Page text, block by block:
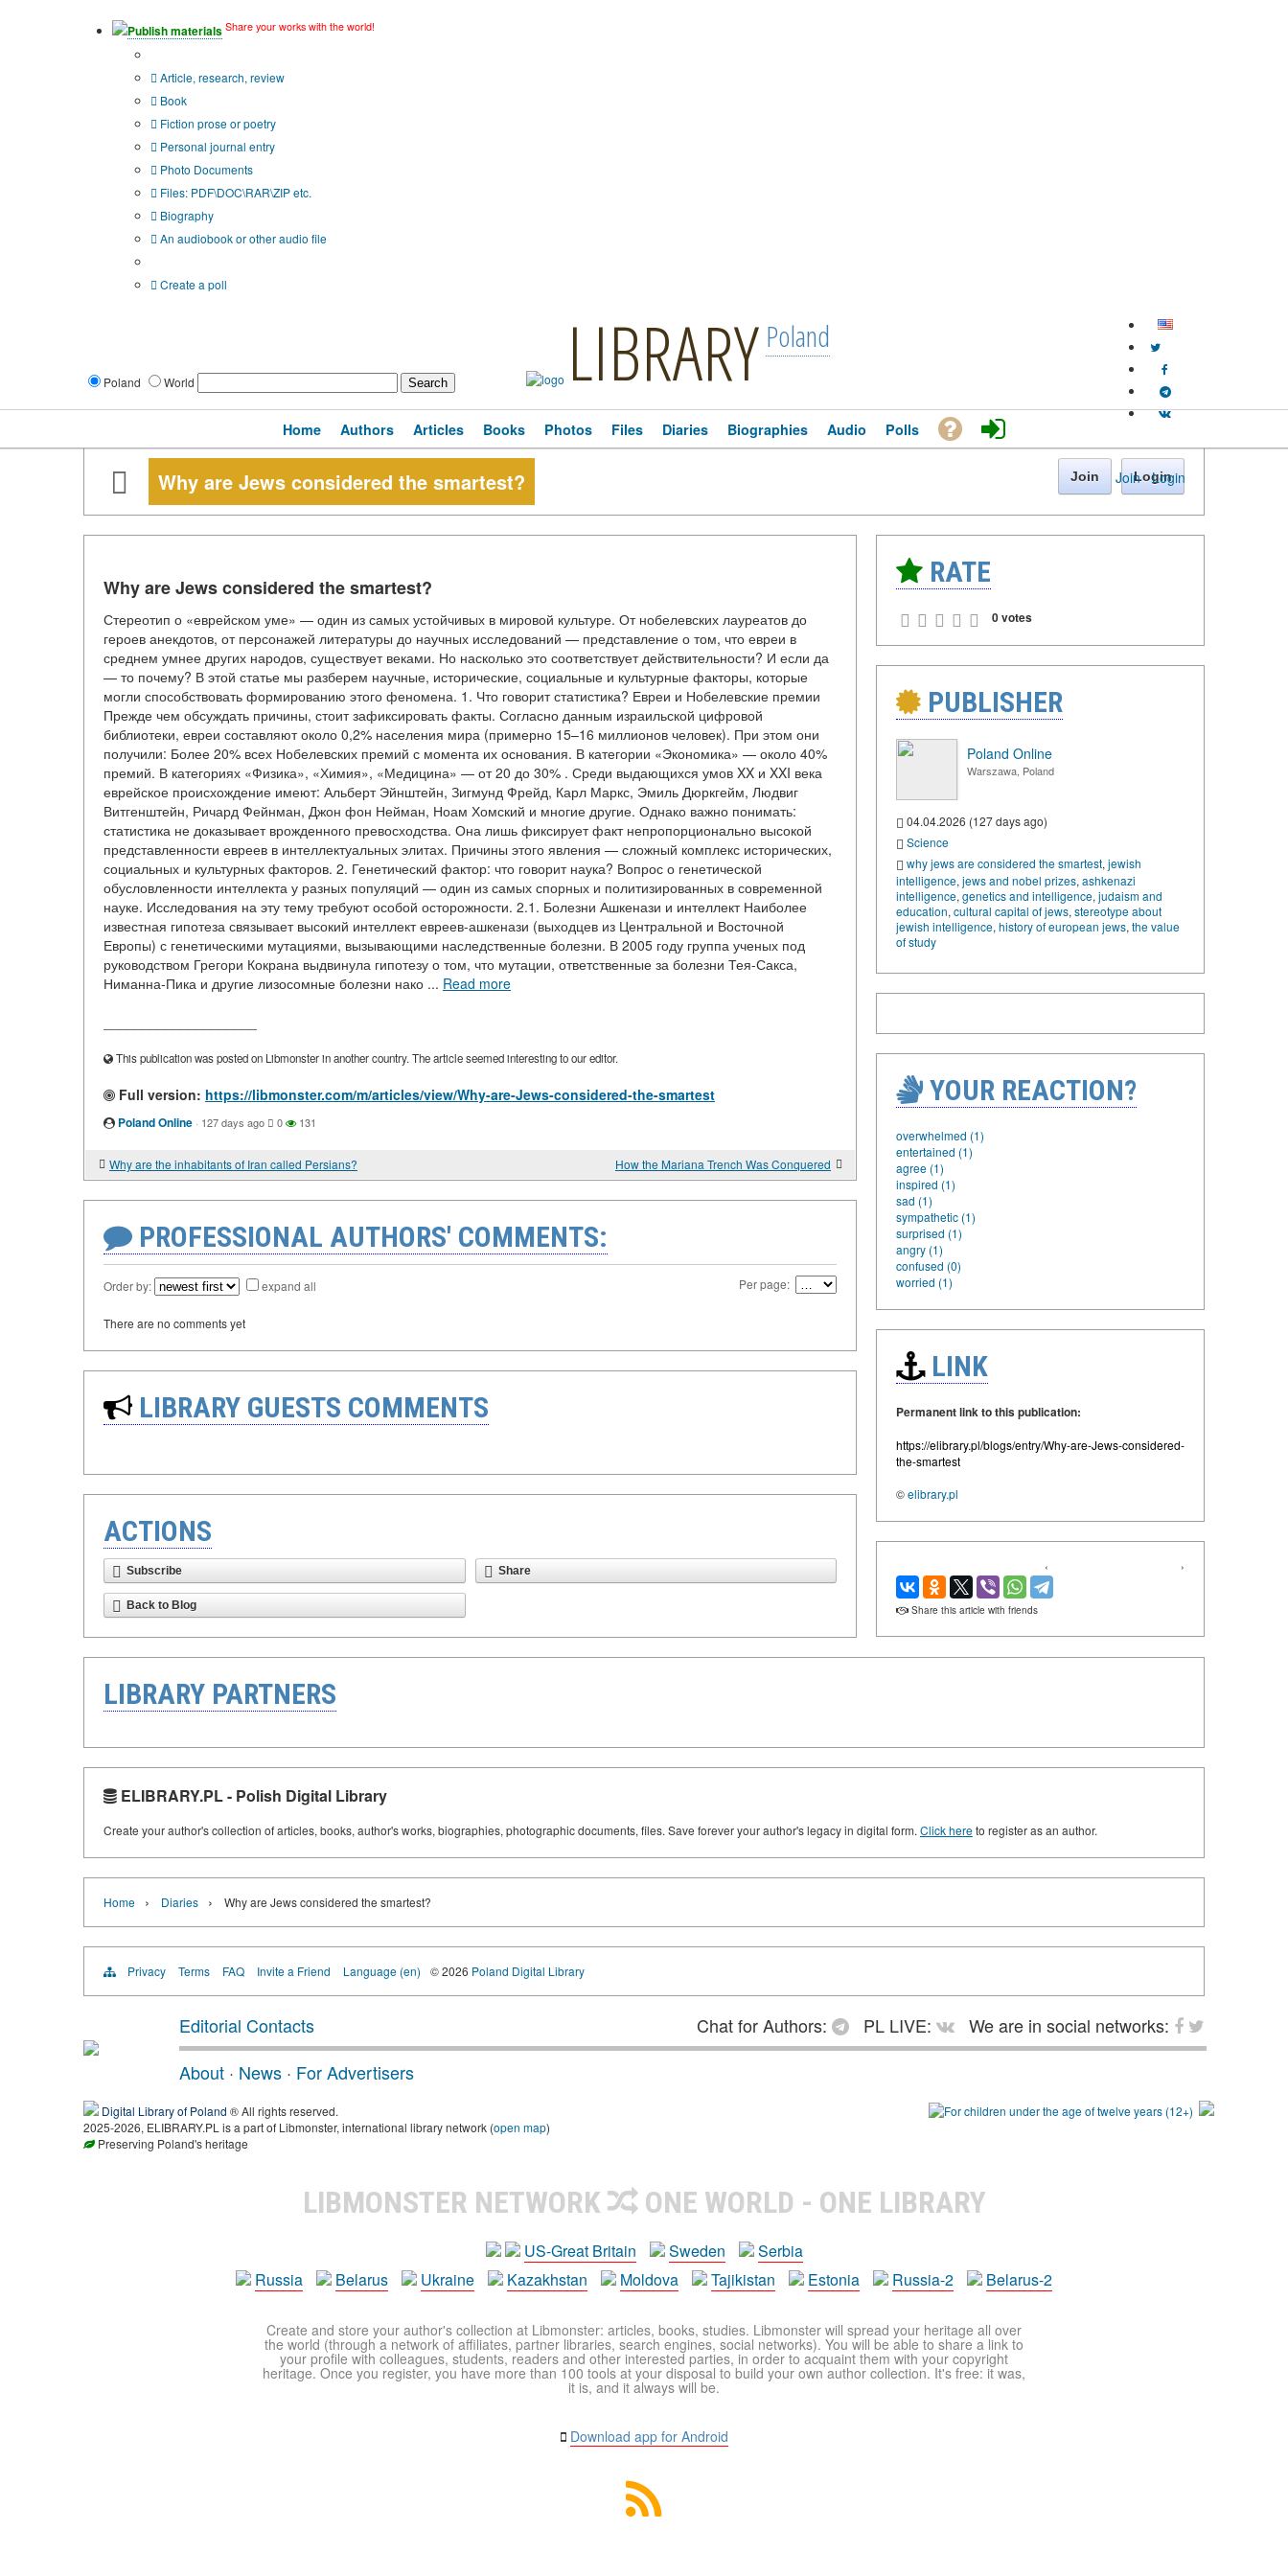
Publish materials Share your works with the world!
Article, research, review
Book
Fiction prose or poetry
Personal journal entry
Photo Documents
Files: PDF\DOC\RAR\ZIP etc.
Biography
An audiobook or other audio file
Create a poll
Poland World LIBRARY Poland
Join · Login
Home Authors Articles Books Photos Files Diaries Biographies Audio Polls
Why are Jews considered the smartest? Join Login
Why are Jews considered the smartest?
Стереотип о «еврейском уме» — один из самых устойчивых в мировой культуре. От нобелевских лауреатов до
героев анекдотов, от персонажей литературы до научных исследований — представление о том, что евреи в
среднем умнее других народов, существует веками. Но насколько это соответствует действительности? И если да
— то почему? В этой статье мы разберем научные, исторические, социальные и культурные факторы, которые
могли способствовать формированию этого феномена. 1. Что говорит статистика? Евреи и Нобелевские премии
Прежде чем обсуждать причины, стоит зафиксировать факты. Согласно данным израильской цифровой
библиотеки, евреи составляют около 0,2% населения мира (примерно 15–16 миллионов человек). При этом они
получили: Более 20% всех Нобелевских премий с момента их основания. В категории «Экономика» — около 40%
премий. В категориях «Физика», «Химия», «Медицина» — от 20 до 30% . Среди выдающихся умов XX и XXI века
еврейское происхождение имеют: Альберт Эйнштейн, Зигмунд Фрейд, Карл Маркс, Эмиль Дюркгейм, Людвиг
Витгенштейн, Ричард Фейнман, Джон фон Нейман, Ноам Хомский и многие другие. Однако важно понимать:
статистика не доказывает врожденного превосходства. Она лишь фиксирует факт непропорционально высокой
представленности евреев в интеллектуальных элитах. Причины этого явления — сложный комплекс исторических,
социальных и культурных факторов. 2. Генетический фактор: что говорит наука? Вопрос о генетической
обусловленности интеллекта у разных популяций — один из самых спорных и политизированных в современной
науке. Исследования на эту тему требуют особой осторожности. 2.1. Болезни Ашкенази и интеллект Наиболее
известная гипотеза связывает высокий интеллект евреев-ашкенази (выходцев из Центральной и Восточной
Европы) с генетическими мутациями, вызывающими наследственные болезни. В 2005 году группа ученых под
руководством Грегори Кокрана выдвинула гипотезу о том, что мутации, ответственные за болезни Тея-Сакса,
Ниманна-Пика и другие лизосомные болезни нако ... Read more
This publication was posted on Libmonster in another country. The article seemed interesting to our editor.
Full version: https://libmonster.com/m/articles/view/Why-are-Jews-considered-the-smartest
Poland Online · 127 days ago 0 131
Why are the inhabitants of Iran called Persians? How the Mariana Trench Was Conquered
PROFESSIONAL AUTHORS' COMMENTS:
Order by: expand all Per page:
There are no comments yet
LIBRARY GUESTS COMMENTS
ACTIONS
Subscribe Share
Back to Blog
RATE
0 votes
PUBLISHER
Poland Online
Warszawa, Poland
04.04.2026 (127 days ago)
Science
why jews are considered the smartest, jewish
intelligence, jews and nobel prizes, ashkenazi
intelligence, genetics and intelligence, judaism and
education, cultural capital of jews, stereotype about
jewish intelligence, history of european jews, the value
of study
YOUR REACTION?
overwhelmed (1)
entertained (1)
agree (1)
inspired (1)
sad (1)
sympathetic (1)
surprised (1)
angry (1)
confused (0)
worried (1)
LINK
Permanent link to this publication:
https://elibrary.pl/blogs/entry/Why-are-Jews-considered-
the-smartest
©elibrary.pl
‹ ›
Share this article with friends
LIBRARY PARTNERS
ELIBRARY.PL - Polish Digital Library
Create your author's collection of articles, books, author's works, biographies, photographic documents, files. Save forever your author's legacy in digital form. Click hereto register as an author.
Home › Diaries › Why are Jews considered the smartest?
Privacy Terms FAQ Invite a Friend Language (en) © 2026 Poland Digital Library
Editorial Contacts Chat for Authors: PL LIVE:
We are in social networks:
About · News · For Advertisers
Digital Library of Poland ® All rights reserved.
2025-2026, ELIBRARY.PL is a part of Libmonster, international library network (open map)
Preserving Poland's heritage
LIBMONSTER NETWORK ONE WORLD - ONE LIBRARY
US-Great Britain Sweden
Serbia
Russia
Belarus Ukraine Kazakhstan Moldova Tajikistan Estonia Russia-2 Belarus-2
Create and store your author's collection at Libmonster: articles, books, studies. Libmonster will spread your heritage all over
the world (through a network of affiliates, partner libraries, search engines, social networks). You will be able to share a link to
your profile with colleagues, students, readers and other interested parties, in order to acquaint them with your copyright
heritage. Once you register, you have more than 100 tools at your disposal to build your own author collection. It's free: it was,
it is, and it always will be.
Download app for Android